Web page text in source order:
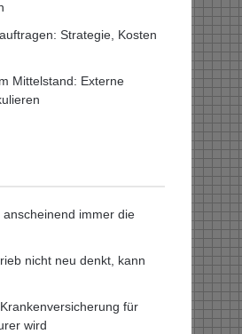
Strategie, Kosten
Mittelstand: Externe
anscheinend immer die
nicht neu denkt, kann
für
wird